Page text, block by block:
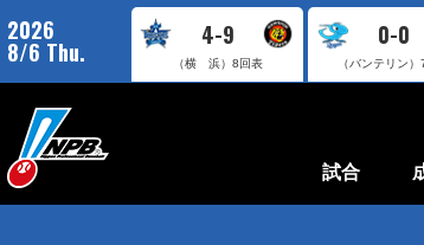
2026
8/6 Thu.
4-9
（横 浜） 8回表
0-0
（バンテリン）
試合